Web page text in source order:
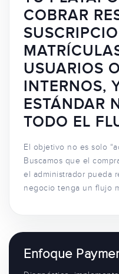
COBRAR
USUARIOS
INTERNOS,
ESTÁNDAR
TODO EL
El objetivo no es solo
Buscamos que el
el administrador pueda
negocio tenga un flujo
Enfoque